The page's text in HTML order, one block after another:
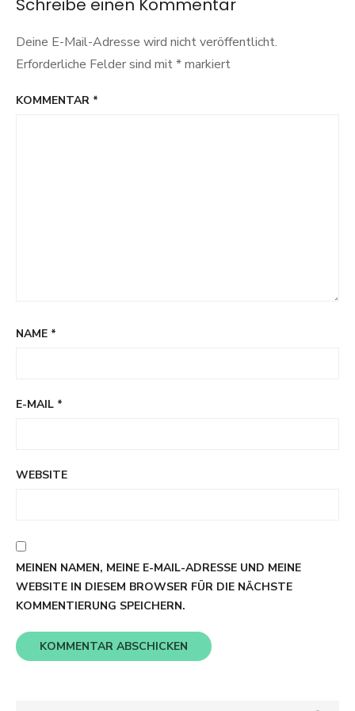
Schreibe einen Kommentar
Deine E-Mail-Adresse wird nicht veröffentlicht.
Erforderliche Felder sind mit*markiert
KOMMENTAR *
NAME *
E-MAIL *
WEBSITE
MEINEN NAMEN, MEINE E-MAIL-ADRESSE UND MEINE
WEBSITE IN DIESEM BROWSER FÜR DIE NÄCHSTE
KOMMENTIERUNG SPEICHERN.